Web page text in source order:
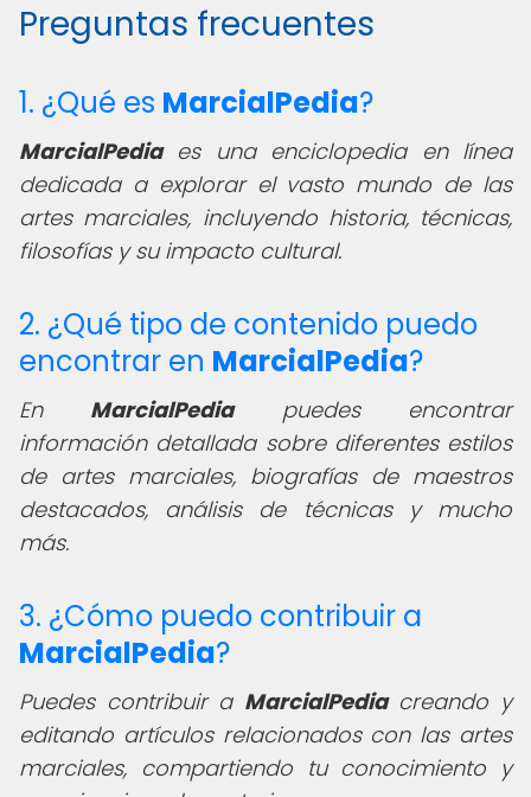
Preguntas frecuentes
1. ¿Qué es MarcialPedia?
MarcialPediaes una enciclopedia en línea
dedicada a explorar el vasto mundo de las
artes marciales, incluyendo historia, técnicas,
filosofías y su impacto cultural.
2. ¿Qué tipo de contenido puedo
encontrar en MarcialPedia?
En MarcialPediapuedes encontrar
información detallada sobre diferentes estilos
de artes marciales, biografías de maestros
destacados, análisis de técnicas y mucho
más.
3. ¿Cómo puedo contribuir a
MarcialPedia?
Puedes contribuir a MarcialPediacreando y
editando artículos relacionados con las artes
marciales, compartiendo tu conocimiento y